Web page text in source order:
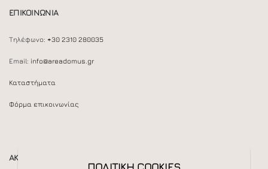
ΕΠΙΚΟΙΝΩΝΙΑ
Τηλέφωνο: +30 2310 280035
Email: info@areadomus.gr
Καταστήματα
Φόρμα επικοινωνίας
ΑΚΟΛΟΥΘΕΙΣΤΕ ΜΑΣ